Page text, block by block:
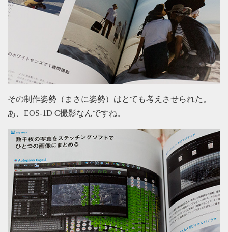
その制作姿勢（まさに姿勢）はとても考えさせられた。
あ、EOS-1D C撮影なんですね。